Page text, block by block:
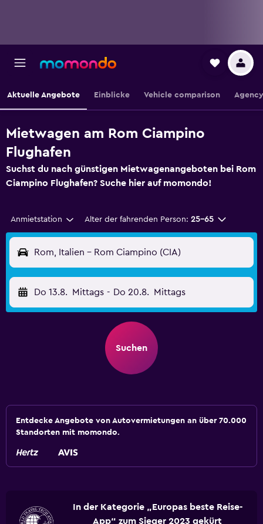
Aktuelle Angebote Einblicke Vehicle comparison
Mietwagen am Rom Ciampino
Flughafen
Suchst du nach günstigen Mietwagenangeboten bei Rom
Ciampino Flughafen? Suche hier auf momondo!
Anmietstation Alter der fahrenden Person: 25-65
Rom, Italien - Rom Ciampino (CIA)
Do 13.8. Mittags - Do 20.8. Mittags
Suchen
Entdecke Angebote von Autovermietungen an über 70.000
Standorten mit momondo.
In der Kategorie „Europas beste Reise-
App“ zum Sieger 2023 gekürt